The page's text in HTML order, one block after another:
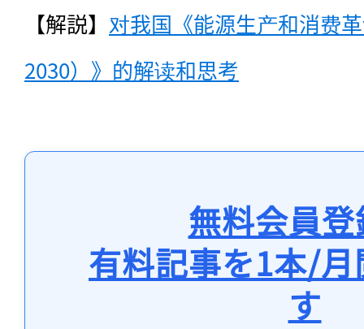
【解説】 对我国《能源生产和消费
2030）》的解读和思考
無料会員
有料記事を1本/
す